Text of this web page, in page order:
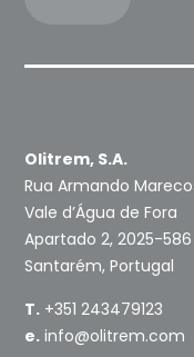
Olitrem, S.A.
Rua Armando
Vale d’Água de Fora
Apartado 2, 2025-
Santarém, Portugal
T. +351 243479123
e. info@olitrem.com